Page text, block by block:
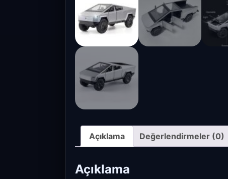
Açıklama Değerlendirmeler (0)
Açıklama